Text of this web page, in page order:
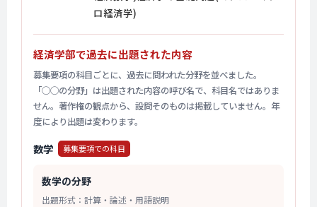
ロ経済学)
経済学部で過去に出題された内容
募集要項の科目ごとに、過去に問われた分野を並べました。
「◯◯の分野」は出題された内容の呼び名で、科目名ではありま
せん。著作権の観点から、設問そのものは掲載していません。年
度により出題は変わります。
数学 募集要項での科目
数学の分野
出題形式：計算・論述・用語説明